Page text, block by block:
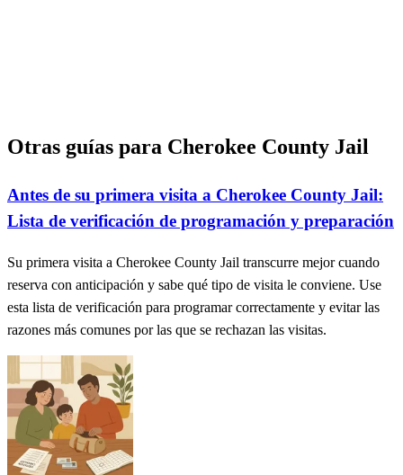
Otras guías para Cherokee County Jail
Antes de su primera visita a Cherokee County Jail:
Lista de verificación de programación y preparación
Su primera visita a Cherokee County Jail transcurre mejor cuando
reserva con anticipación y sabe qué tipo de visita le conviene. Use
esta lista de verificación para programar correctamente y evitar las
razones más comunes por las que se rechazan las visitas.